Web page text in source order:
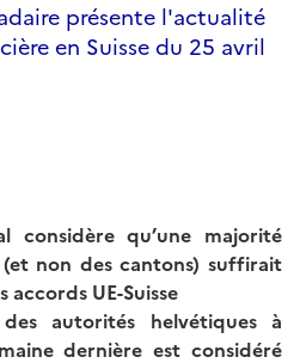
présente l'actualité
en Suisse du 25 avril
considère qu’une majorité
non des cantons) suffirait
UE-Suisse
autorités helvétiques à
dernière est considéré